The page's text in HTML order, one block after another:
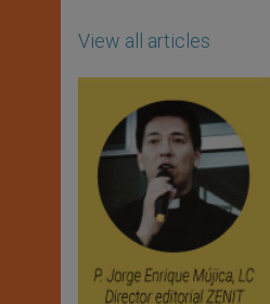
View all articles